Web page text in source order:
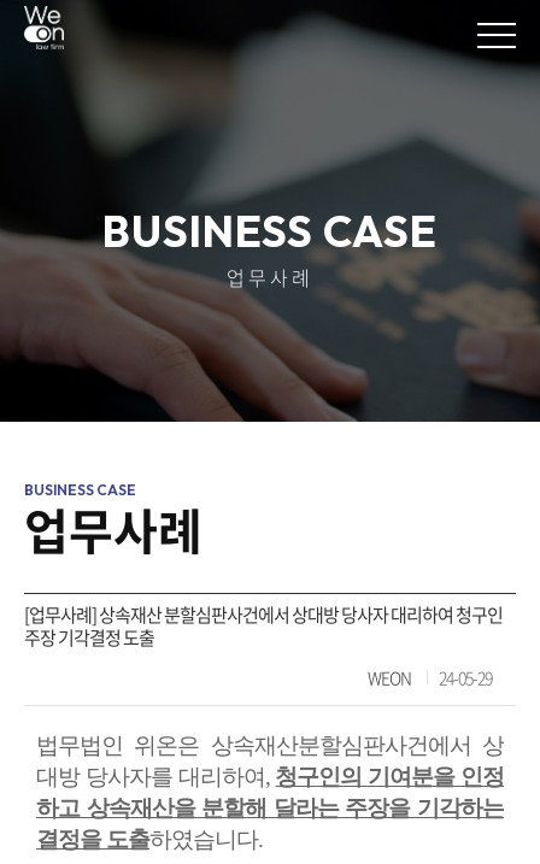
BUSINESS CASE
업무사례
업무사례
[업무사례] 상속재산 분할심판사건에서 상대방 당사자 대리하여 청구인
주장 기각결정 도출
WEON 24-05-29
법무법인 위온은 상속재산분할심판사건에서 상
대방 당사자를 대리하여, 청구인의 기여분을 인정
하고 상속재산을 분할해 달라는 주장을 기각하는
결정을 도출하였습니다.